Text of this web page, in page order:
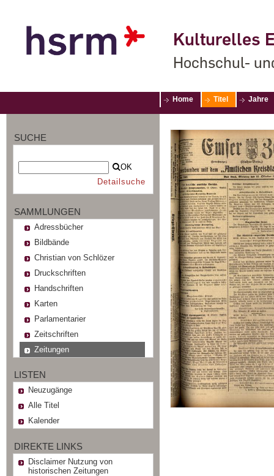
Kulturelles
Hochschul-
Home Titel Jahre
SUCHE
OK
Detailsuche
SAMMLUNGEN
Adressbücher
Bildbände
Christian von Schlözer
Druckschriften
Handschriften
Karten
Parlamentarier
Zeitschriften
Zeitungen
LISTEN
Neuzugänge
Alle Titel
Kalender
DIREKTE LINKS
Disclaimer Nutzung von
historischen Zeitungen